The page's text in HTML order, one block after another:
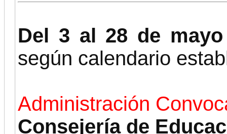
Del 3 al 28 de
según calendario
Administración
Consejería de